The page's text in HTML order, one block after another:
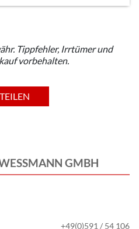
Tippfehler, Irrtümer und
vorbehalten.
TEILEN
GMBH
+49(0)591 / 54 106